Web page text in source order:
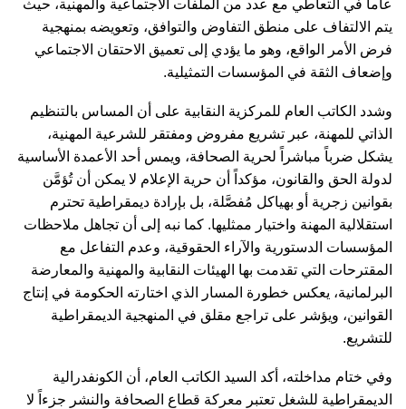
عاماً في التعاطي مع عدد من الملفات الاجتماعية والمهنية، حيث
يتم الالتفاف على منطق التفاوض والتوافق، وتعويضه بمنهجية
فرض الأمر الواقع، وهو ما يؤدي إلى تعميق الاحتقان الاجتماعي
وإضعاف الثقة في المؤسسات التمثيلية.
وشدد الكاتب العام للمركزية النقابية على أن المساس بالتنظيم
الذاتي للمهنة، عبر تشريع مفروض ومفتقر للشرعية المهنية،
يشكل ضرباً مباشراً لحرية الصحافة، ويمس أحد الأعمدة الأساسية
لدولة الحق والقانون، مؤكداً أن حرية الإعلام لا يمكن أن تُؤمَّن
بقوانين زجرية أو بهياكل مُفصَّلة، بل بإرادة ديمقراطية تحترم
استقلالية المهنة واختيار ممثليها. كما نبه إلى أن تجاهل ملاحظات
المؤسسات الدستورية والآراء الحقوقية، وعدم التفاعل مع
المقترحات التي تقدمت بها الهيئات النقابية والمهنية والمعارضة
البرلمانية، يعكس خطورة المسار الذي اختارته الحكومة في إنتاج
القوانين، ويؤشر على تراجع مقلق في المنهجية الديمقراطية
للتشريع.
وفي ختام مداخلته، أكد السيد الكاتب العام، أن الكونفدرالية
الديمقراطية للشغل تعتبر معركة قطاع الصحافة والنشر جزءاً لا